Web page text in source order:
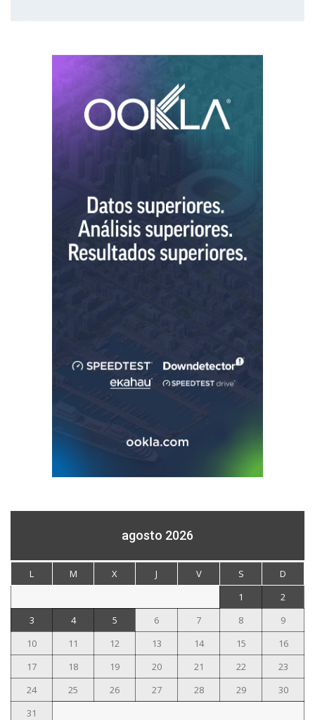
agosto 2026
L M X J V S
D
1
2
3
4 5 6 7 8
9
10
11 12 13 14 15
16
17
18 19 20 21 22
23
24
25 26 27 28 29
30
31